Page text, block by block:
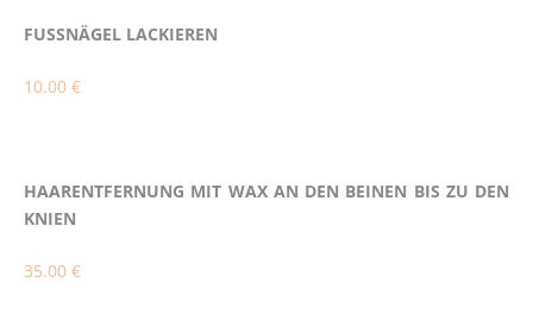
FUSSNÄGEL LACKIEREN
10.00 €
HAARENTFERNUNG MIT WAX AN DEN BEINEN BIS ZU DEN
KNIEN
35.00 €